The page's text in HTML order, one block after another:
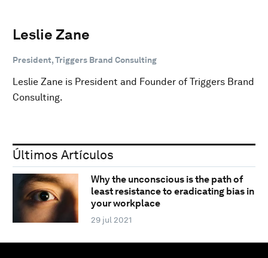
Leslie Zane
President, Triggers Brand Consulting
Leslie Zane is President and Founder of Triggers Brand
Consulting.
Últimos Artículos
Why the unconscious is the path of
least resistance to eradicating bias in
your workplace
29 jul 2021